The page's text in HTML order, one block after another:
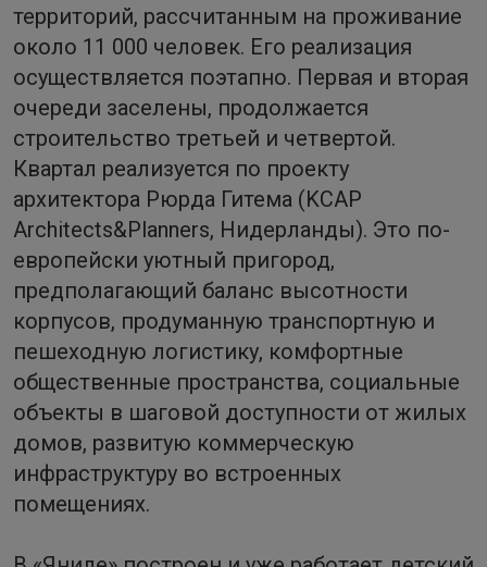
территорий, рассчитанным на проживание
около 11 000 человек. Его реализация
осуществляется поэтапно. Первая и вторая
очереди заселены, продолжается
строительство третьей и четвертой.
Квартал реализуется по проекту
архитектора Рюрда Гитема (KCAP
Architects&Planners, Нидерланды). Это по-
европейски уютный пригород,
предполагающий баланс высотности
корпусов, продуманную транспортную и
пешеходную логистику, комфортные
общественные пространства, социальные
объекты в шаговой доступности от жилых
домов, развитую коммерческую
инфраструктуру во встроенных
помещениях.